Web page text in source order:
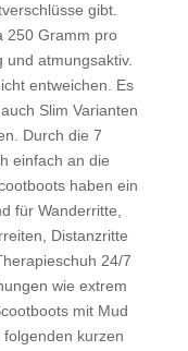
gibt.
250 Gramm pro
atmungsaktiv.
entweichen. Es
Slim Varianten
Durch die 7
einfach an die
haben ein
für Wanderritte,
Distanzritte
24/7
wie extrem
mit Mud
kurzen